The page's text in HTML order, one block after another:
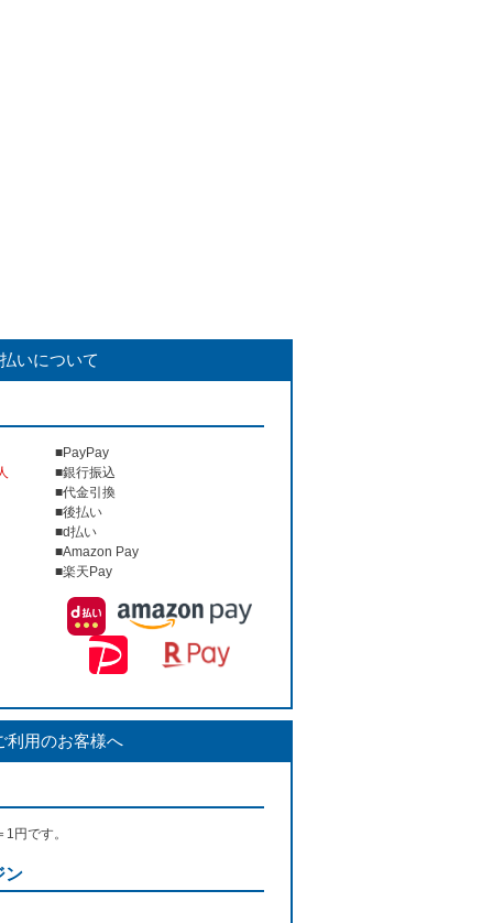
いについて
■PayPay
■銀行振込
■代金引換
■後払い
■d払い
■Amazon Pay
■楽天Pay
利用のお客様へ
円です。
ン